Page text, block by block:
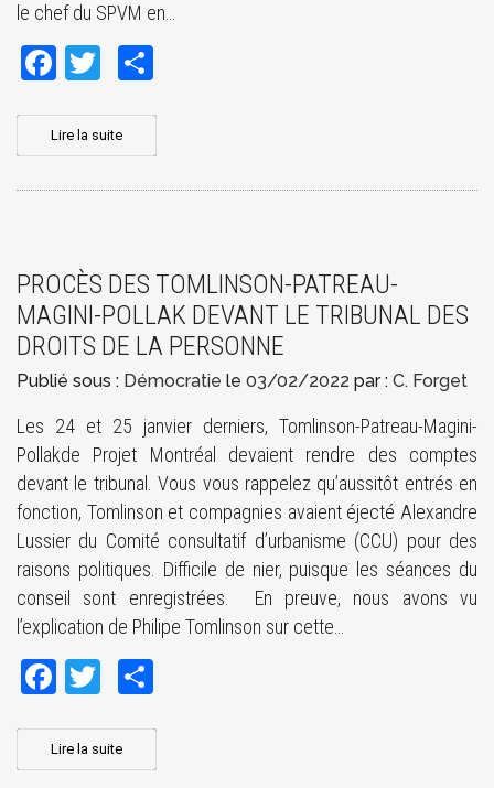
le chef du SPVM en…
FacebookTwitter
Lire la suite
PROCÈS DES TOMLINSON-PATREAU-
MAGINI-POLLAK DEVANT LE TRIBUNAL DES
DROITS DE LA PERSONNE
Publié sous : Démocratie le 03/02/2022 par : C. Forget
Les 24 et 25 janvier derniers, Tomlinson-Patreau-Magini-
Pollakde Projet Montréal devaient rendre des comptes
devant le tribunal. Vous vous rappelez qu’aussitôt entrés en
fonction, Tomlinson et compagnies avaient éjecté Alexandre
Lussier du Comité consultatif d’urbanisme (CCU) pour des
raisons politiques. Difficile de nier, puisque les séances du
conseil sont enregistrées. En preuve, nous avons vu
l’explication de Philipe Tomlinson sur cette…
FacebookTwitter
Lire la suite